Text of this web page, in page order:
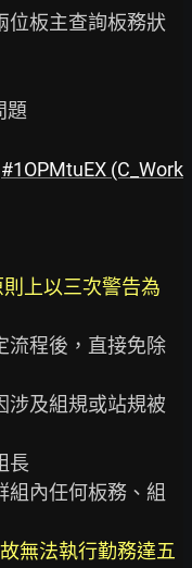
位板主查詢板務狀
題
#1OPMtuEX (C_Work
上以三次警告為
無法執行勤務達五